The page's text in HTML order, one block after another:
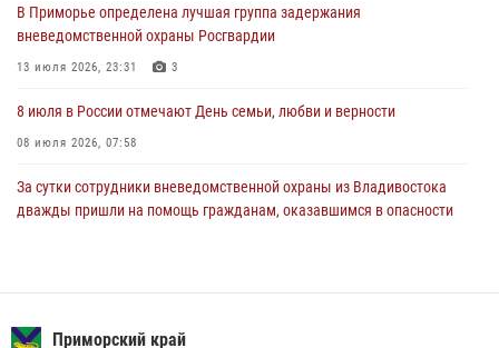
разрешительной работы Росгвардии напомнили гражданам, как
сдать оружие за вознаграждение
23 июля 2026, 22:45
В Приморье определена лучшая группа задержания
вневедомственной охраны Росгвардии
13 июля 2026, 23:31 3
8 июля в России отмечают День семьи, любви и верности
08 июля 2026, 07:58
За сутки сотрудники вневедомственной охраны из Владивостока
дважды пришли на помощь гражданам, оказавшимся в опасности
09 июля 2026, 06:08 2
Приморский край